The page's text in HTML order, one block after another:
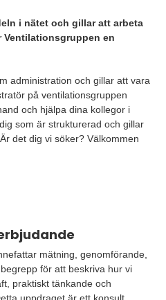
i nätet och gillar att arbeta
en
administration och gillar att vara
på ventilationsgruppen
och hjälpa dina kollegor i
som är strukturerad och gillar
det dig vi söker? Välkommen
mätning, genomförande,
för att beskriva hur vi
praktiskt tänkande och